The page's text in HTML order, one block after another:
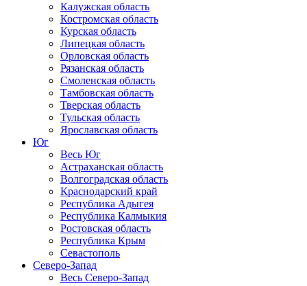
Калужская область
Костромская область
Курская область
Липецкая область
Орловская область
Рязанская область
Смоленская область
Тамбовская область
Тверская область
Тульская область
Ярославская область
Юг
Весь Юг
Астраханская область
Волгоградская область
Краснодарский край
Республика Адыгея
Республика Калмыкия
Ростовская область
Республика Крым
Севастополь
Северо-Запад
Весь Северо-Запад